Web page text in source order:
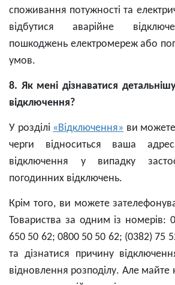
споживання потужності та
відбутися аварійне
пошкоджень електромереж або
умов.
8. Як мені дізнаватися
відключення?
У розділі «Відключення» ви можете
черги відноситься ваша
відключення у випадку
погодинних відключень.
Крім того, ви можете
Товариства за одним із номерів:
650 50 62; 0800 50 50 62; (0382) 75
та дізнатися причину
відновлення розподілу. Але майте